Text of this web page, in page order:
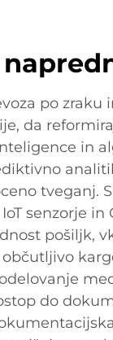
po zraku
da
in
tveganj.
senzorje in
pošiljk,
do